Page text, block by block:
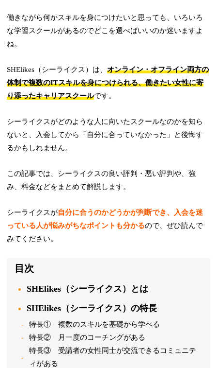
働きながら何かスキルを身につけたいと思っても、いろいろ
な学習スクールがあるのでどこを選べばいいのか迷いますよ
ね。
SHElikes（シーライクス）は、オンライン・オフライン両方の
体制で複数のITスキルを身につけられる、働きたい女性に寄
り添ったキャリアスクールです。
シーライクスがどのような人に向いたスクールなのかを知ら
ないと、入会してから「自分に合っていなかった」と後悔す
るかもしれません。
この記事では、シーライクスの良い評判・悪い評判や、強
み、料金などをまとめて解説します。
シーライクスが自分に合うのかどうかが判断でき、入会を迷
っている人が悩みがちなポイントも分かるので、ぜひ読んで
みてください。
目次
SHElikes（シーライクス）とは
SHElikes（シーライクス）の特長
特長① 複数のスキルを基礎から学べる
特長② 月一度のコーチングがある
特長③ 受講者の女性同士が交流できるコミュニテ
ィがある